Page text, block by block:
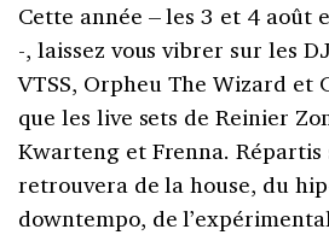
Cette année – les 3 et 4 août
-, laissez vous vibrer sur les
VTSS, Orpheu The Wizard et
que les live sets de Reinier
Kwarteng et Frenna. Répartis
retrouvera de la house, du
downtempo, de